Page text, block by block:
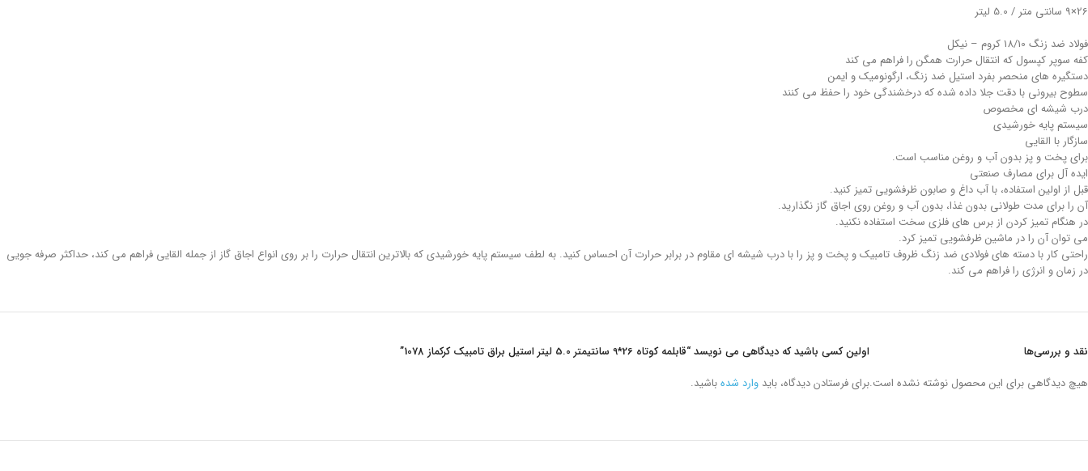
26×9 سانتی متر / 5.0 لیتر
فولاد ضد زنگ 18/10 کروم – نیکل
کفه سوپر کپسول که انتقال حرارت همگن را فراهم می کند
دستگیره های منحصر بفرد استیل ضد زنگ، ارگونومیک و ایمن
سطوح بیرونی با دقت جلا داده شده که درخشندگی خود را حفظ می کنند
درب شیشه ای مخصوص
سیستم پایه خورشیدی
سازگار با القایی
برای پخت و پز بدون آب و روغن مناسب است.
ایده آل برای مصارف صنعتی
قبل از اولین استفاده، با آب داغ و صابون ظرفشویی تمیز کنید.
آن را برای مدت طولانی بدون غذا، بدون آب و روغن روی اجاق گاز نگذارید.
در هنگام تمیز کردن از برس های فلزی سخت استفاده نکنید.
می توان آن را در ماشین ظرفشویی تمیز کرد.
راحتی کار با دسته های فولادی ضد زنگ ظروف تامبیک و پخت و پز را با درب شیشه ای مقاوم در برابر حرارت آن احساس کنید. به لطف سیستم پایه خورشیدی که بالاترین انتقال حرارت را بر روی انواع اجاق گاز از جمله القایی فراهم می کند، حداکثر صرفه جویی
در زمان و انرژی را فراهم می کند.
نقد و بررسی‌ها
هیچ دیدگاهی برای این محصول نوشته نشده است.
اولین کسی باشید که دیدگاهی می نویسد “قابلمه کوتاه 26*9 سانتیمتر 5.0 لیتر استیل براق تامبیک کرکماز 1078”
برای فرستادن دیدگاه، باید وارد شدهباشید.